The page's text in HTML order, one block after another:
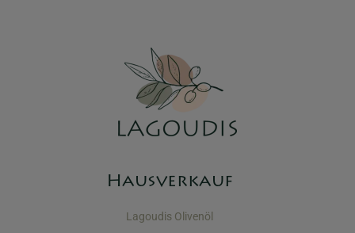
Hausverkauf
Lagoudis Olivenöl